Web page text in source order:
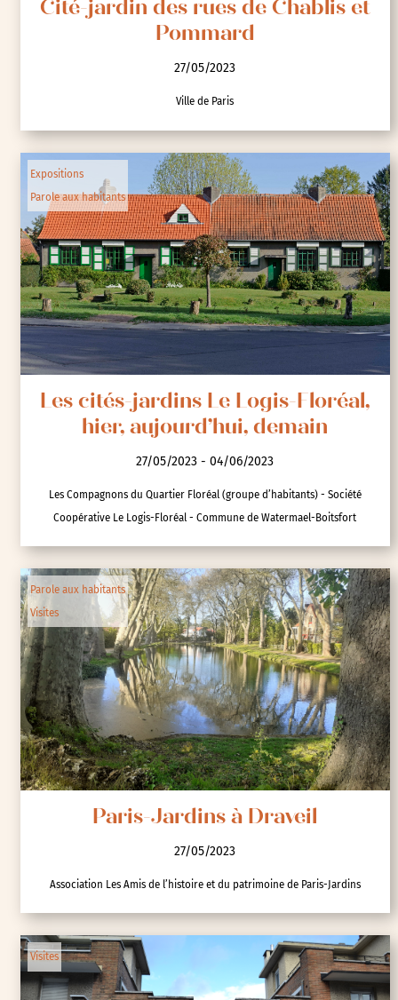
Cité-jardin des rues de Chablis et
Pommard
27/05/2023
Ville de Paris
Expositions
Parole aux habitants
Les cités-jardins Le Logis-Floréal,
hier, aujourd’hui, demain
27/05/2023 - 04/06/2023
Les Compagnons du Quartier Floréal (groupe d’habitants) - Société
Coopérative Le Logis-Floréal - Commune de Watermael-Boitsfort
Parole aux habitants
Visites
Paris-Jardins à Draveil
27/05/2023
Association Les Amis de l’histoire et du patrimoine de Paris-Jardins
Visites